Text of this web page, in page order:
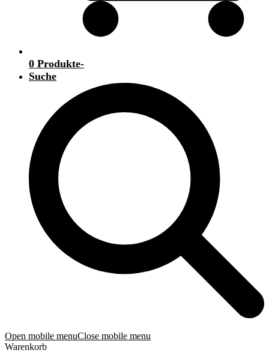
0 Produkte-
Suche
Open mobile menuClose mobile menu
Warenkorb